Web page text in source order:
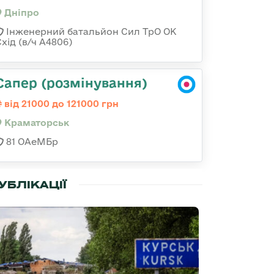
Дніпро
Інженерний батальйон Сил ТрО ОК
(в/ч А4806)
(розмінування)
від 21000 до 121000 грн
Краматорськ
81 ОАеМБр